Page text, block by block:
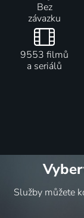
Bez
závazku
9553 filmů
a seriálů
Služby můžete